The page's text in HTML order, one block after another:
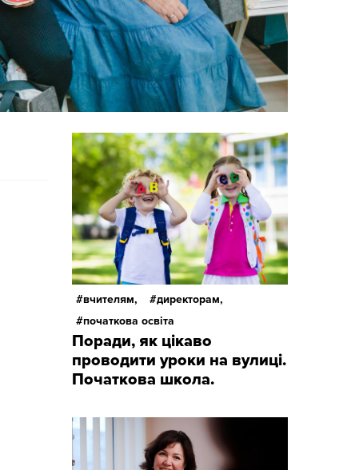
вчителям,
директорам,
початкова освіта
Поради, як цікаво
проводити уроки на вулиці.
Початкова школа.